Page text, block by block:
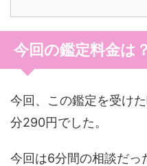
今回の鑑定料金は？
今回、この鑑定を受け
分290円でした。
今回は6分間の相談だ